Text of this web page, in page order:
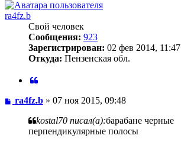
началу
ra4fz.b
Свой человек
Сообщения: 923
Зарегистрирован: 02 фев 2014, 11:47
Откуда: Пензенская обл.
Сообщение
ra4fz.b» 07 ноя 2015, 09:48
kostal70 писал(а):барабане черные
перпендикулярные полосы